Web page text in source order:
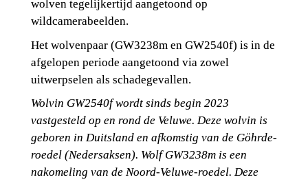
wolven tegelijkertijd aangetoond op
wildcamerabeelden.
Het wolvenpaar (GW3238m en GW2540f) is in de
afgelopen periode aangetoond via zowel
uitwerpselen als schadegevallen.
Wolvin GW2540f wordt sinds begin 2023
vastgesteld op en rond de Veluwe. Deze wolvin is
geboren in Duitsland en afkomstig van de Göhrde-
roedel (Nedersaksen). Wolf GW3238m is een
nakomeling van de Noord-Veluwe-roedel. Deze